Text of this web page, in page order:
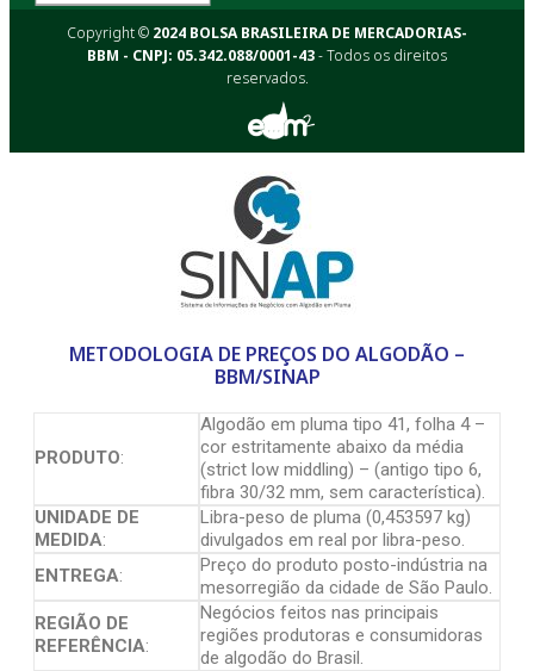
Copyright © 2024 BOLSA BRASILEIRA DE MERCADORIAS-
BBM - CNPJ: 05.342.088/0001-43- Todos os direitos
reservados.
METODOLOGIA DE PREÇOS DO ALGODÃO –
BBM/SINAP
PRODUTO:
Algodão em pluma tipo 41, folha 4 –
cor estritamente abaixo da média
(strict low middling) – (antigo tipo 6,
fibra 30/32 mm, sem característica).
UNIDADE DE
MEDIDA:
Libra-peso de pluma (0,453597 kg)
divulgados em real por libra-peso.
ENTREGA:
Preço do produto posto-indústria na
mesorregião da cidade de São Paulo.
REGIÃO DE
REFERÊNCIA:
Negócios feitos nas principais
regiões produtoras e consumidoras
de algodão do Brasil.